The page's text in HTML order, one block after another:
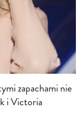
zapachami nie
i Victoria